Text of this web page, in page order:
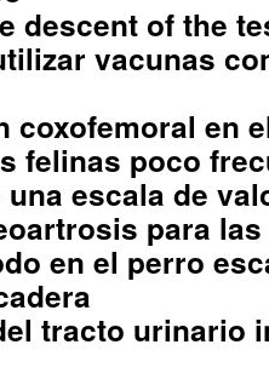
descent of the
vacunas
coxofemoral en
felinas poco
escala de
para
en el perro
tracto urinario